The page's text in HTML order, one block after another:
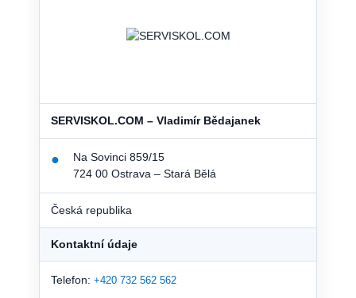
SERVISKOL.COM – Vladimír Bědajanek
●
Na Sovinci 859/15
724 00 Ostrava – Stará Bělá
Česká republika
Kontaktní údaje
Telefon: +420 732 562 562